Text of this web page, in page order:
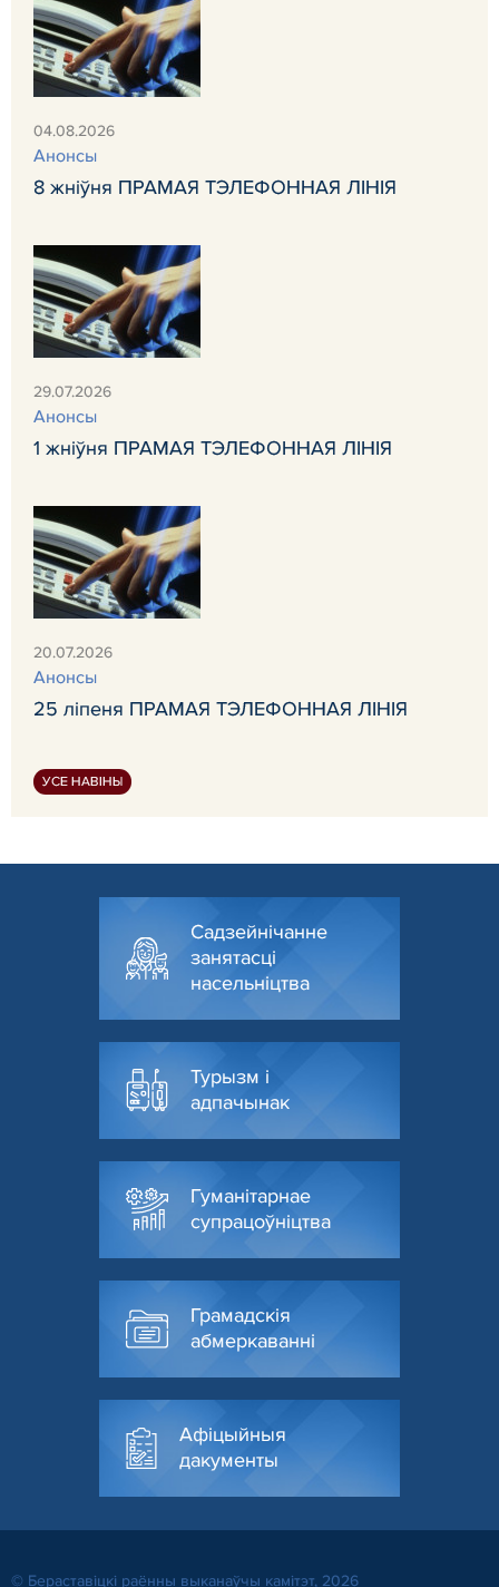
04.08.2026
Анонсы
8 жніўня ПРАМАЯ ТЭЛЕФОННАЯ ЛІНІЯ
29.07.2026
Анонсы
1 жніўня ПРАМАЯ ТЭЛЕФОННАЯ ЛІНІЯ
20.07.2026
Анонсы
25 ліпеня ПРАМАЯ ТЭЛЕФОННАЯ ЛІНІЯ
УСЕ НАВІНЫ
Садзейнічанне
занятасці
насельніцтва
Турызм і
адпачынак
Гуманітарнае
супрацоўніцтва
Грамадскія
абмеркаванні
Афіцыйныя
дакументы
© Бераставiцкi раённы выканаўчы камітэт, 2026